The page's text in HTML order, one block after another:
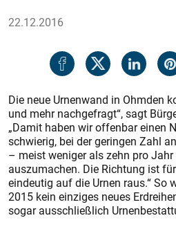
22.12.2016
Die neue Urnenwand in Ohmden
und mehr nachgefragt“, sagt
„Damit haben wir offenbar einen
schwierig, bei der geringen Zahl
– meist weniger als zehn pro
auszumachen. Die Richtung ist
eindeutig auf die Urnen raus.“ So
2015 kein einziges neues
sogar ausschließlich